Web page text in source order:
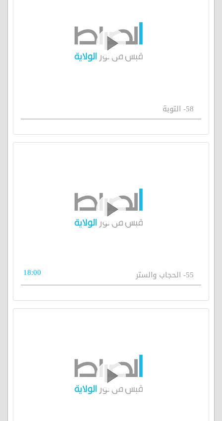
58- التوبة
55- الحجاب والستر 18:00